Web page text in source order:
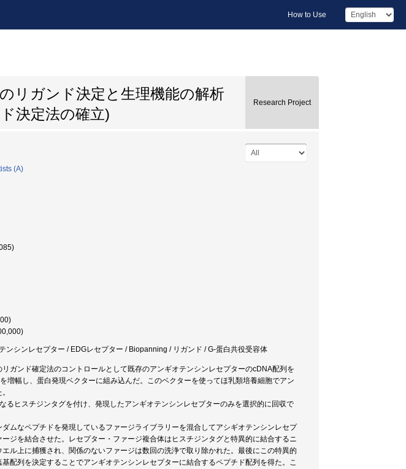
How to Use
リガンド決定と生理機能の解析
決定法の確立)
Research Project
(A)
ンシンレセプター / EDGレセプター / Biopanning / リガンド / G-蛋白共役受容体
ガンド確定法のコントロールとして既存のアンギオテンシンレセプターのcDNA配列を
増幅し、蛋白発現ベクターに組み込んだ。このベクターを使ってほ乳類培養細胞でアン
るヒスチジンタグを付け、発現したアンギオテンシンレセプターのみを選択的に回収で
ムなペプチドを発現しているファージライブラリーを混合してアシギオテンシンレセプ
ジを結合させた。レセプター・ファージ複合体はヒスチジンタグと特異的に結合するニ
ル上に捕獲され、関係のないファージは数回の洗浄で取り除かれた。最後にこの特異的
配列を決定することでアンギオテンシンレセプターに結合するペプチド配列を得た。こ